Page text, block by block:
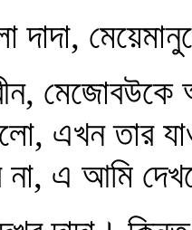
দাদা,
মেজোবউকে
এখন তার
এ আমি